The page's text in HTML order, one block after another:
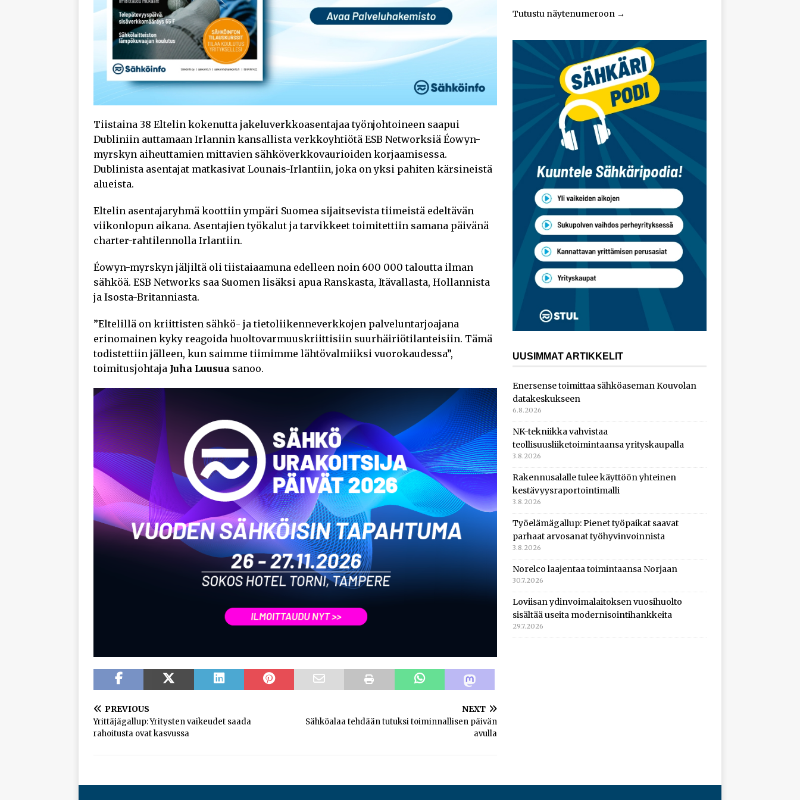
Tiistaina 38 Eltelin kokenutta jakeluverkkoasentajaa työnjohtoineen saapui
Dubliniin auttamaan Irlannin kansallista verkkoyhtiötä ESB Networksiä Éowyn-
myrskyn aiheuttamien mittavien sähköverkkovaurioiden korjaamisessa.
Dublinista asentajat matkasivat Lounais-Irlantiin, joka on yksi pahiten kärsineistä
alueista.
Eltelin asentajaryhmä koottiin ympäri Suomea sijaitsevista tiimeistä edeltävän
viikonlopun aikana. Asentajien työkalut ja tarvikkeet toimitettiin samana päivänä
charter-rahtilennolla Irlantiin.
Éowyn-myrskyn jäljiltä oli tiistaiaamuna edelleen noin 600 000 taloutta ilman
sähköä. ESB Networks saa Suomen lisäksi apua Ranskasta, Itävallasta, Hollannista
ja Isosta-Britanniasta.
”Eltelillä on kriittisten sähkö- ja tietoliikenneverkkojen palveluntarjoajana
erinomainen kyky reagoida huoltovarmuuskriittisiin suurhäiriötilanteisiin. Tämä
todistettiin jälleen, kun saimme tiimimme lähtövalmiiksi vuorokaudessa”,
toimitusjohtaja Juha Luusua sanoo.
PREVIOUS
Yrittäjägallup: Yritysten vaikeudet saada
rahoitusta ovat kasvussa
NEXT
Sähköalaa tehdään tutuksi toiminnallisen päivän
avulla
Tutustu näytenumeroon→
UUSIMMAT ARTIKKELIT
Enersense toimittaa sähköaseman Kouvolan
datakeskukseen
6.8.2026
NK-tekniikka vahvistaa
teollisuusliiketoimintaansa yrityskaupalla
3.8.2026
Rakennusalalle tulee käyttöön yhteinen
kestävyysraportointimalli
3.8.2026
Työelämägallup: Pienet työpaikat saavat
parhaat arvosanat työhyvinvoinnista
3.8.2026
Norelco laajentaa toimintaansa Norjaan
30.7.2026
Loviisan ydinvoimalaitoksen vuosihuolto
sisältää useita modernisointihankkeita
29.7.2026